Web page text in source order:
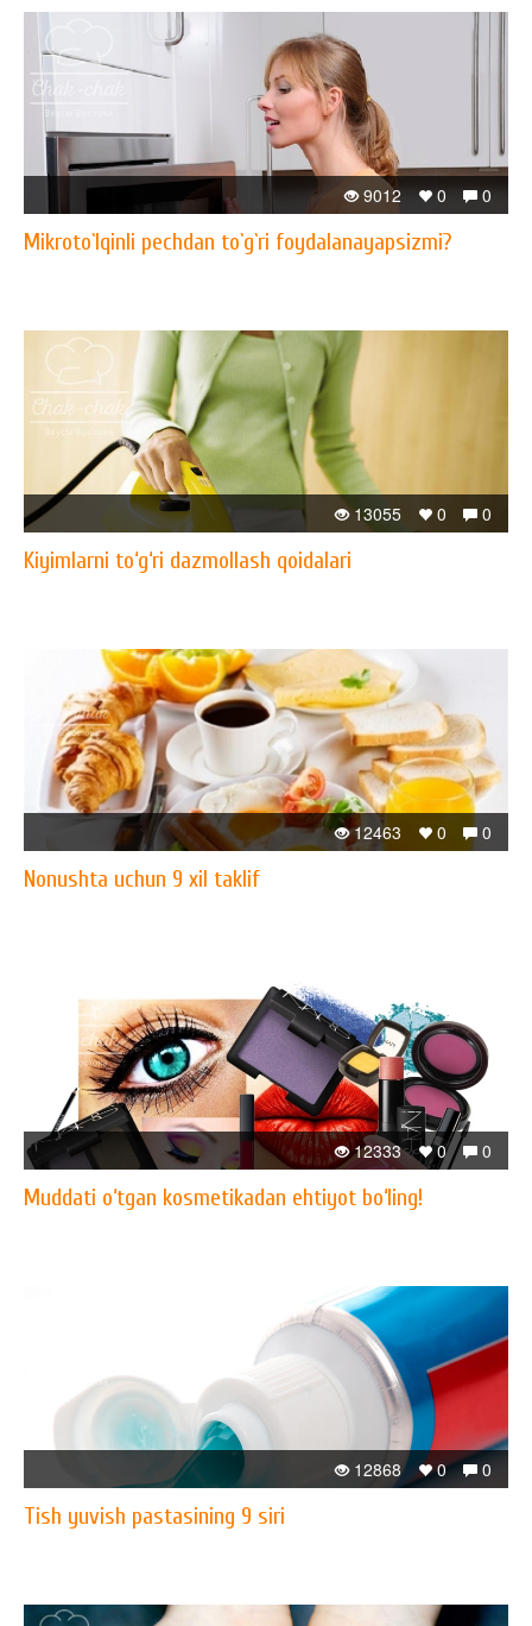
0
0
9012
Mikroto`lqinli pechdan to`g`ri foydalanayapsizmi?
0
0
13055
Kiyimlarni to‘g‘ri dazmollash qoidalari
0
0
12463
Nonushta uchun 9 xil taklif
0
0
12333
Muddati o‘tgan kosmetikadan ehtiyot bo‘ling!
0
0
12868
Tish yuvish pastasining 9 siri